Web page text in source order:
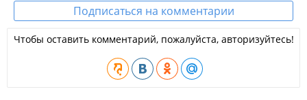
Подписаться на комментарии
Чтобы оставить комментарий, пожалуйста, авторизуйтесь!